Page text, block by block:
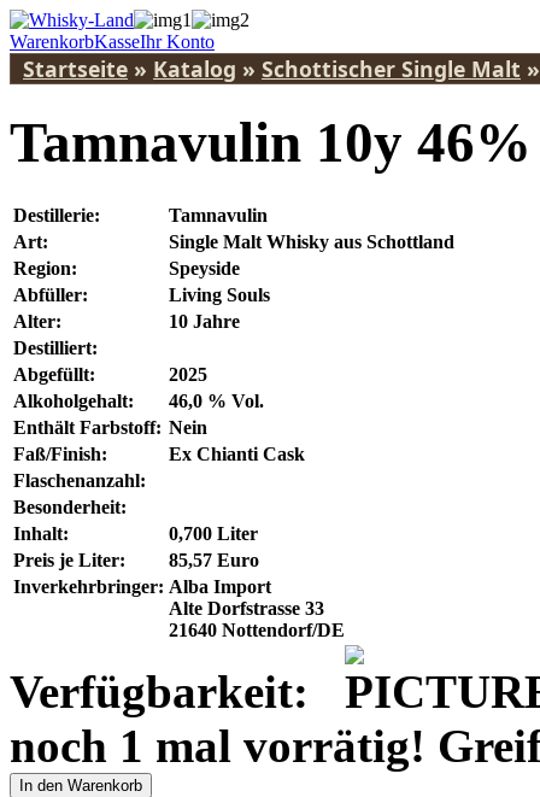
WarenkorbKasseIhr Konto
Startseite » Katalog » Schottischer Single Malt
Tamnavulin 10y
Destillerie:
Tamnavulin
Art:
Single Malt Whisky aus Schottland
Region:
Speyside
Abfüller:
Living Souls
Alter:
10 Jahre
Destilliert:
Abgefüllt:
2025
Alkoholgehalt:
46,0 % Vol.
Enthält Farbstoff: Nein
Faß/Finish:
Ex Chianti Cask
Flaschenanzahl:
Besonderheit:
Inhalt:
0,700 Liter
Preis je Liter:
85,57 Euro
Inverkehrbringer: Alba Import
Alte Dorfstrasse 33
21640 Nottendorf/DE
Verfügbarkeit:
noch 1 mal vorrätig!
In den Warenkorb